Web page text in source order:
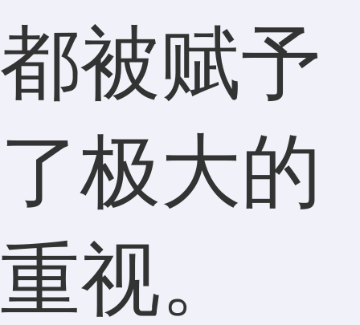
都被赋予
了极大的
重视。